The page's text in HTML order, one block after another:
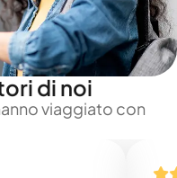
di noi
viaggiato con